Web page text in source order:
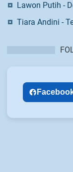
Lawon Putih -
Tiara Andini -